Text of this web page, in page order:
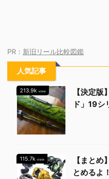
PR： 新旧リール比較図鑑
人気記事
213.9k view
【決定
ド」19シ
115.7k view
【まと
とめるよ